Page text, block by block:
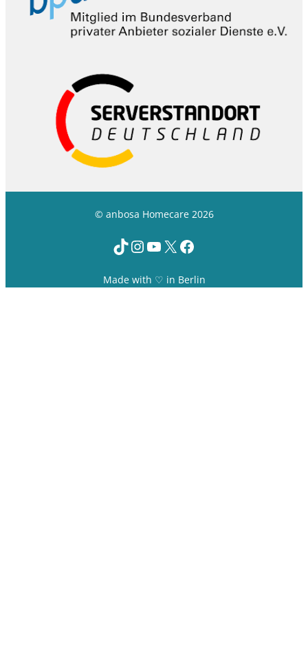
© anbosa Homecare 2026
TikTok InstagramYouTube X Facebook
Made with ♡ in Berlin